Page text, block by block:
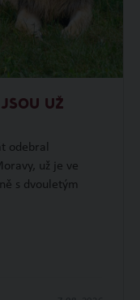
UŽ
odebral
už je ve
s dvouletým